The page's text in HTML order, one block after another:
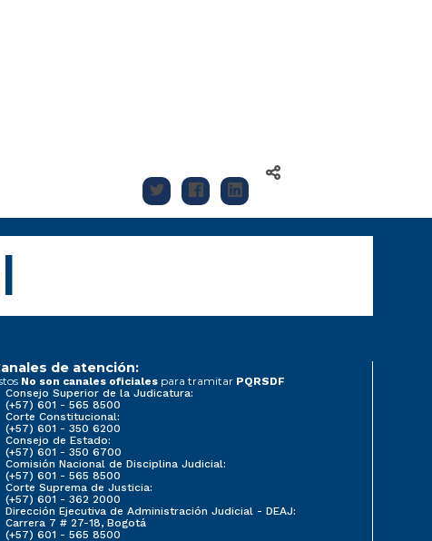
de atención:
No son canales oficiales para tramitar PQRSDF
Consejo Superior de la Judicatura:
(+57) 601 - 565 8500
Corte Constitucional:
(+57) 601 - 350 6200
Consejo de Estado:
(+57) 601 - 350 6700
Comisión Nacional de Disciplina Judicial:
(+57) 601 - 565 8500
Corte Suprema de Justicia:
(+57) 601 - 362 2000
Dirección Ejecutiva de Administración Judicial - DEAJ:
Carrera 7 # 27-18, Bogotá
(+57) 601 - 565 8500